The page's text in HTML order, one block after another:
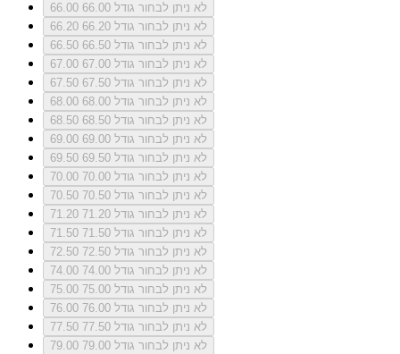
66.00
לא ניתן לבחור גודל 66.00
66.20
לא ניתן לבחור גודל 66.20
66.50
לא ניתן לבחור גודל 66.50
67.00
לא ניתן לבחור גודל 67.00
67.50
לא ניתן לבחור גודל 67.50
68.00
לא ניתן לבחור גודל 68.00
68.50
לא ניתן לבחור גודל 68.50
69.00
לא ניתן לבחור גודל 69.00
69.50
לא ניתן לבחור גודל 69.50
70.00
לא ניתן לבחור גודל 70.00
70.50
לא ניתן לבחור גודל 70.50
71.20
לא ניתן לבחור גודל 71.20
71.50
לא ניתן לבחור גודל 71.50
72.50
לא ניתן לבחור גודל 72.50
74.00
לא ניתן לבחור גודל 74.00
75.00
לא ניתן לבחור גודל 75.00
76.00
לא ניתן לבחור גודל 76.00
77.50
לא ניתן לבחור גודל 77.50
79.00
לא ניתן לבחור גודל 79.00